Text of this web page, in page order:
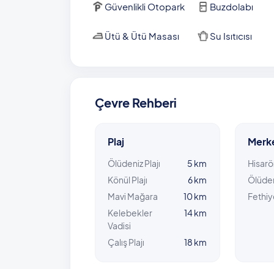
Güvenlikli Otopark Buzdolabı
Ütü & Ütü Masası Su Isıtıcısı
Çevre Rehberi
Plaj
Ölüdeniz Plajı
5 km
Könül Plajı
6 km
Mavi Mağara
10 km
Kelebekler
Vadisi
14 km
Çalış Plajı 18 km